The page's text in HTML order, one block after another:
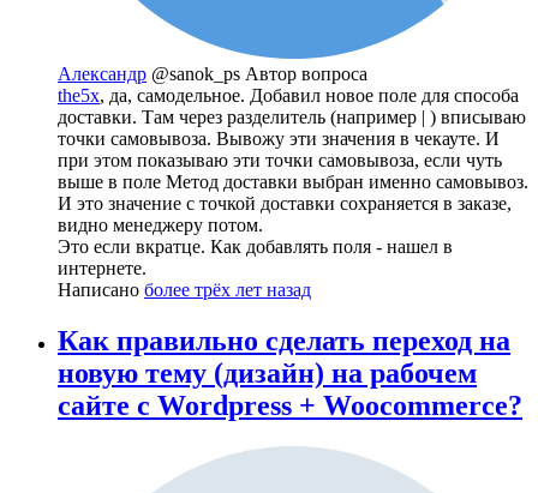
Александр @sanok_ps Автор вопроса
the5x, да, самодельное. Добавил новое поле для способа
доставки. Там через разделитель (например | ) вписываю
точки самовывоза. Вывожу эти значения в чекауте. И
при этом показываю эти точки самовывоза, если чуть
выше в поле Метод доставки выбран именно самовывоз.
И это значение с точкой доставки сохраняется в заказе,
видно менеджеру потом.
Это если вкратце. Как добавлять поля - нашел в
интернете.
Написано более трёх лет назад
Как правильно сделать переход на
новую тему (дизайн) на рабочем
сайте с Wordpress + Woocommerce?